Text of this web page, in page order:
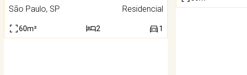
São Paulo, SP
Residencial
60m² 2 1